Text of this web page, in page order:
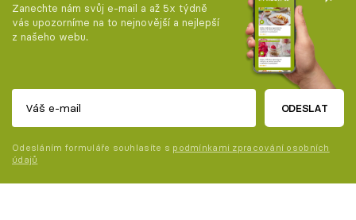
Zanechte nám svůj e-mail a až 5x týdně
vás upozorníme na to nejnovější a nejlepší
z našeho webu.
ODESLAT
Odesláním formuláře souhlasíte s podmínkami zpracování osobních
údajů